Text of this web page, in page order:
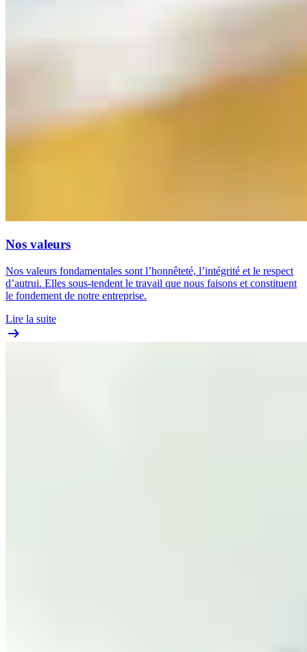
Nos valeurs
Nos valeurs fondamentales sont l’honnêteté, l’intégrité et le respect
d’autrui. Elles sous-tendent le travail que nous faisons et constituent
le fondement de notre entreprise.
Lire la suite